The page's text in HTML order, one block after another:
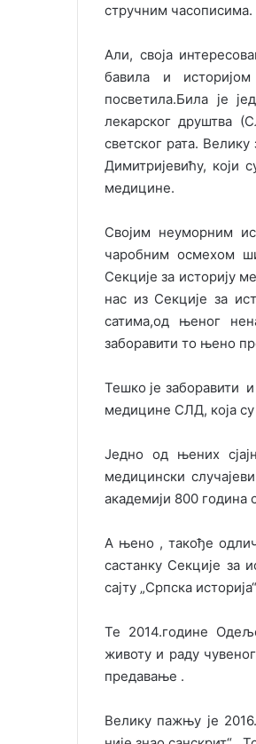
стручним часописима.
Али, своја
бавила и
посветила.Била је
лекарског друштва
светског рата.
Димитријевићу, који
медицине.
Својим неуморним
чаробним осмехом
Секције за историју
нас из Секције за
сатима,од њеног
заборавити то њено
Тешко је заборавити
медицине СЛД, која су
Једно од њених
медицински
академији 800 година
А њено , такође
састанку Секције за
сајту „Српска
Те 2014.године
животу и раду
предавање .
Велику пажњу је